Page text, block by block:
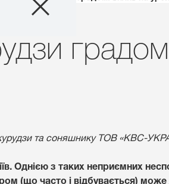
Новини та події
Про нас
Контакти
та соняшнику ТОВ «КВС-
Однією з таких неприємних
(що часто і відбувається)